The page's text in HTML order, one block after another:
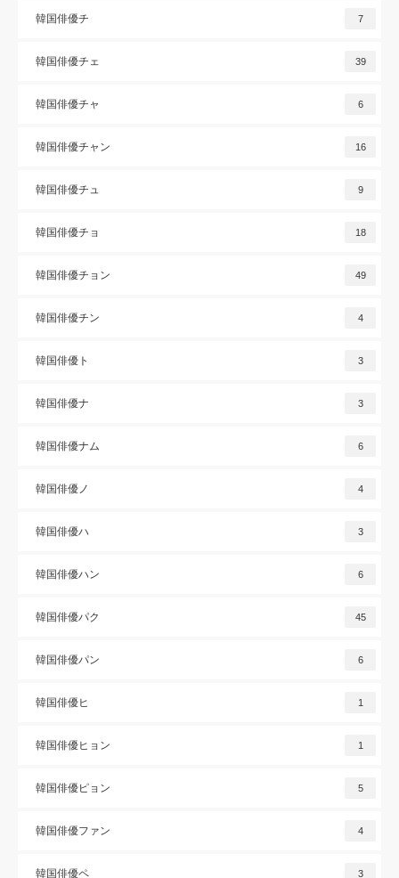
韓国俳優チ 7
韓国俳優チェ 39
韓国俳優チャ 6
韓国俳優チャン 16
韓国俳優チュ 9
韓国俳優チョ 18
韓国俳優チョン 49
韓国俳優チン 4
韓国俳優ト 3
韓国俳優ナ 3
韓国俳優ナム 6
韓国俳優ノ 4
韓国俳優ハ 3
韓国俳優ハン 6
韓国俳優パク 45
韓国俳優パン 6
韓国俳優ヒ 1
韓国俳優ヒョン 1
韓国俳優ピョン 5
韓国俳優ファン 4
韓国俳優ペ 3